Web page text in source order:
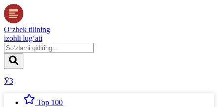
O‘zbek tilining
izohli lug‘ati
ЎЗ
Top 100